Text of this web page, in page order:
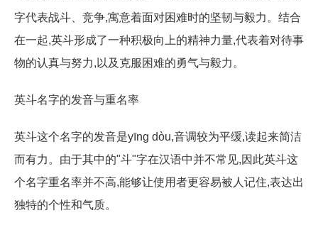
字代表战斗、竞争,寓意着面对困难时的坚韧与毅力。结合
在一起,英斗形成了一种积极向上的精神力量,代表着对待事
物的认真与努力,以及克服困难的勇气与毅力。
英斗名字的发音与重名率
英斗这个名字的发音是yīng dòu,音调较为平缓,读起来简洁
而有力。由于其中的"斗"字在汉语中并不常见,因此英斗这
个名字重名率并不高,能够让使用者更容易被人记住,表达出
独特的个性和气质。